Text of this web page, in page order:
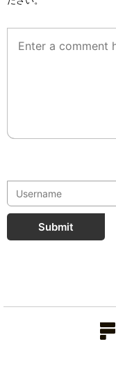
Submit